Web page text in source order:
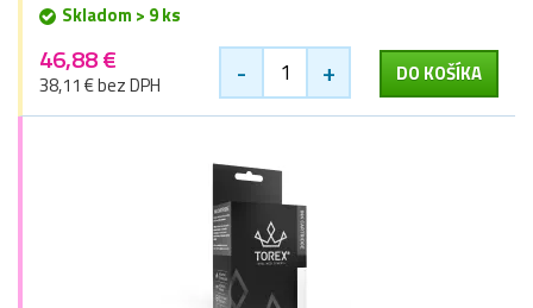
Skladom > 9 ks
46,88 €
38,11 € bez DPH - + DO KOŠÍKA